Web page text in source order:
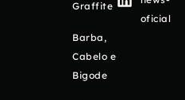
Graffite
Barba,
Cabelo e
Bigode
oficial